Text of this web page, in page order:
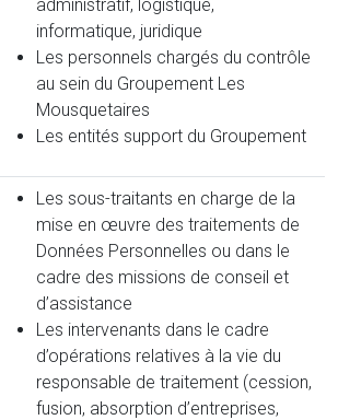
administratif, logistique,
informatique, juridique
Les personnels chargés du contrôle
au sein du Groupement Les
Mousquetaires
Les entités support du Groupement
Les sous-traitants en charge de la
mise en œuvre des traitements de
Données Personnelles ou dans le
cadre des missions de conseil et
d’assistance
Les intervenants dans le cadre
d’opérations relatives à la vie du
responsable de traitement (cession,
fusion, absorption d’entreprises,